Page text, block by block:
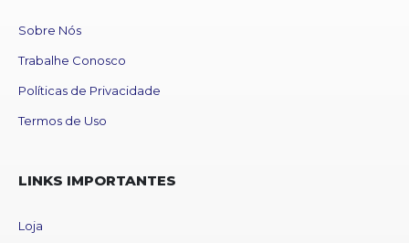
Sobre Nós
Trabalhe Conosco
Políticas de Privacidade
Termos de Uso
LINKS IMPORTANTES
Loja